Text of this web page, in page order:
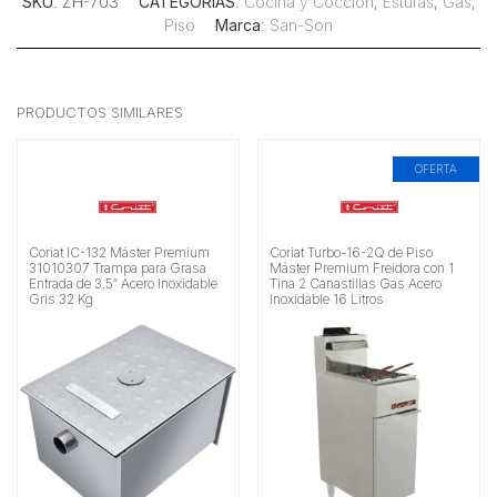
Piso
Marca: San-Son
PRODUCTOS SIMILARES
Coriat IC-132 Máster Premium
31010307 Trampa para Grasa
Entrada de 3.5″ Acero Inoxidable
Gris 32 Kg
OFERTA
Coriat Turbo-16-2Q de Piso
Máster Premium Freidora con 1
Tina 2 Canastillas Gas Acero
Inoxidable 16 Litros